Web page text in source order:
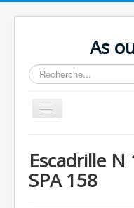
As
Rechercher
Basculer
la
Chronologie
Escadrilles
Escadrille N
SPA 158